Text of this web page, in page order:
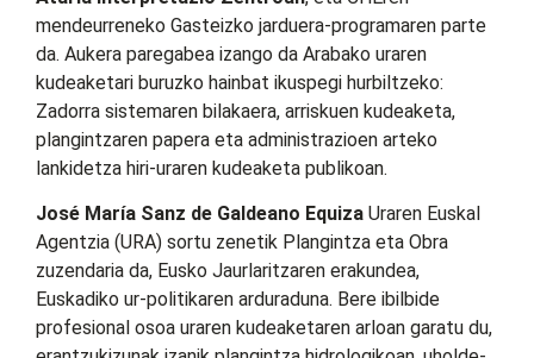
mendeurreneko Gasteizko jarduera-programaren parte
da. Aukera paregabea izango da Arabako uraren
kudeaketari buruzko hainbat ikuspegi hurbiltzeko:
Zadorra sistemaren bilakaera, arriskuen kudeaketa,
plangintzaren papera eta administrazioen arteko
lankidetza hiri-uraren kudeaketa publikoan.
José María Sanz de Galdeano Equiza Uraren Euskal
Agentzia (URA) sortu zenetik Plangintza eta Obra
zuzendaria da, Eusko Jaurlaritzaren erakundea,
Euskadiko ur-politikaren arduraduna. Bere ibilbide
profesional osoa uraren kudeaketaren arloan garatu du,